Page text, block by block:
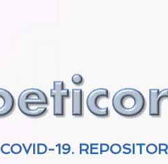
COVID-19.